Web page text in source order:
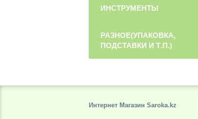
ИНСТРУМЕНТЫ
РАЗНОЕ(УПАКОВКА,
ПОДСТАВКИ И Т.П.)
Интернет Магазин Saroka.kz